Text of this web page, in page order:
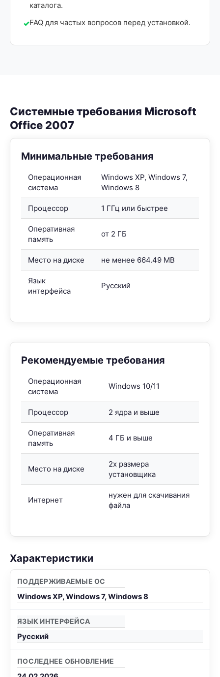
каталога.
FAQ для частых вопросов перед установкой.
Системные требования Microsoft
Office 2007
Минимальные требования
Операционная
система
Windows XP, Windows 7,
Windows 8
Процессор 1 ГГц или быстрее
Оперативная
память
от 2 ГБ
Место на диске не менее 664.49 MB
Язык
интерфейса
Русский
Рекомендуемые требования
Операционная
система
Windows 10/11
Процессор 2 ядра и выше
Оперативная
память
4 ГБ и выше
Место на диске
2x размера
установщика
Интернет
нужен для скачивания
файла
Характеристики
ПОДДЕРЖИВАЕМЫЕ ОС
Windows XP, Windows 7, Windows 8
ЯЗЫК ИНТЕРФЕЙСА
Русский
ПОСЛЕДНЕЕ ОБНОВЛЕНИЕ